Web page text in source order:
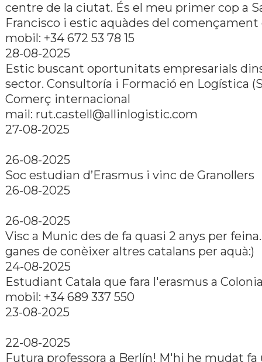
centre de la ciutat. És el meu primer cop a
Francisco i estic aquàdes del començament
mobil: +34 672 53 78 15
28-08-2025
Estic buscant oportunitats empresarials
sector. Consultoría i Formació en Logística
Comerç internacional
mail: rut.castell@allinlogistic.com
27-08-2025
26-08-2025
Soc estudian d’Erasmus i vinc de Granollers
26-08-2025
26-08-2025
Visc a Munic des de fa quasi 2 anys per
ganes de conèixer altres catalans per aquà:)
24-08-2025
Estudiant Catala que fara l'erasmus a
mobil: +34 689 337 550
23-08-2025
22-08-2025
Futura professora a Berlín! M'hi he mudat fa